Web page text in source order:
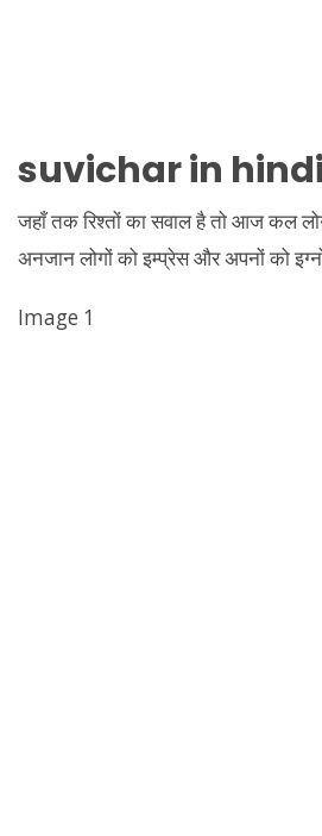
suvichar in
जहाँ तक रिश्तों का सवाल है तो आज कल
अनजान लोगों को इम्प्रेस और अपनों को
Image 1